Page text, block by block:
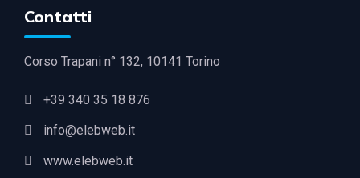
Contatti
Corso Trapani n° 132, 10141 Torino
+39 340 35 18 876
info@elebweb.it
www.elebweb.it